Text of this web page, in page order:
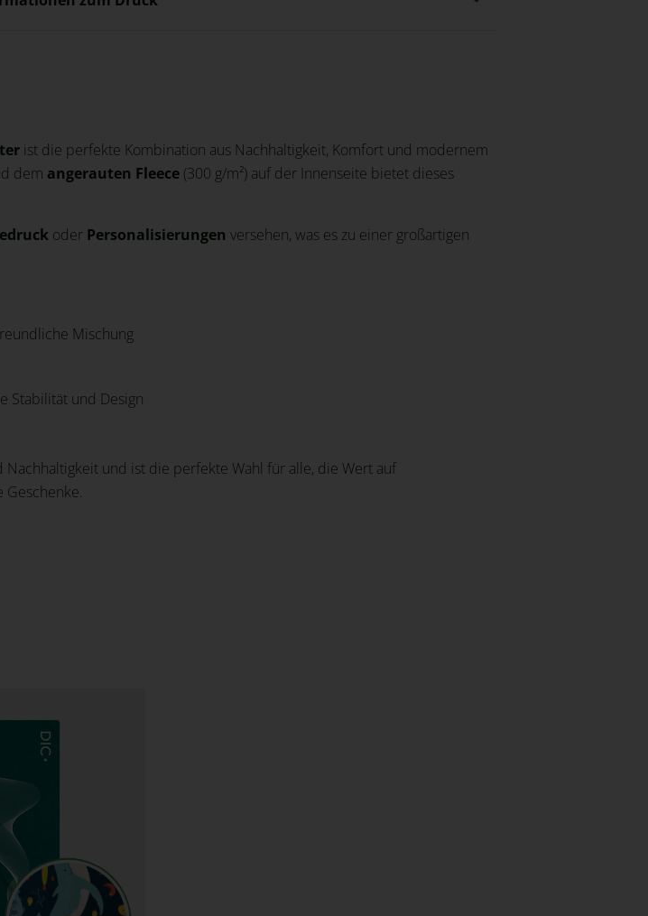
ist die perfekte Kombination aus Nachhaltigkeit, Komfort und modernem
dem angerauten Fleece (300 g/m²) auf der Innenseite bietet dieses
oder Personalisierungen versehen, was es zu einer großartigen
Mischung
Stabilität und Design
und ist die perfekte Wahl für alle, die Wert auf